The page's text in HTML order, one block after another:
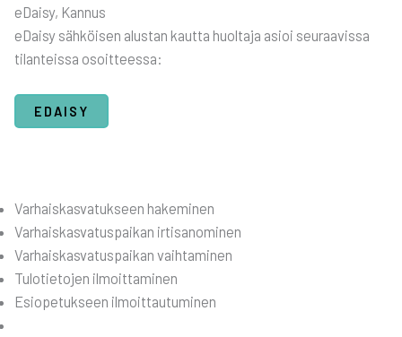
eDai­sy, Kan­nus
eDai­sy säh­köi­sen alus­tan kaut­ta huol­ta­ja asioi seu­raa­vis­sa
tilan­teis­sa osoit­tees­sa:
EDAI­SY
Var­hais­kas­va­tuk­seen hake­mi­nen
Var­hais­kas­va­tus­pai­kan irti­sa­no­mi­nen
Var­hais­kas­va­tus­pai­kan vaih­ta­mi­nen
Tulo­tie­to­jen ilmoit­ta­mi­nen
Esio­pe­tuk­seen ilmoit­tau­tu­mi­nen